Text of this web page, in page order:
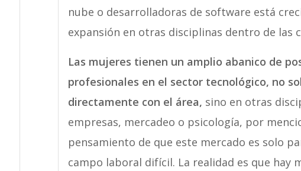
nube o desarrolladoras de software está
expansión en otras disciplinas dentro de las
Las mujeres tienen un amplio abanico de
profesionales en el sector tecnológico, no
directamente con el área, sino en otras
empresas, mercadeo o psicología, por
pensamiento de que este mercado es solo
campo laboral difícil. La realidad es que hay